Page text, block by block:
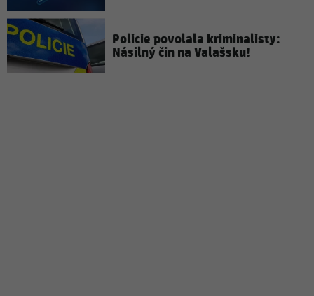
Policie povolala kriminalisty:
Násilný čin na Valašsku!